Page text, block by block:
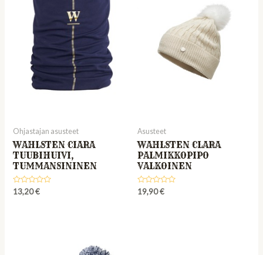
Ohjastajan asusteet
WAHLSTEN CIARA
TUUBIHUIVI,
TUMMANSININEN
Rated
0
13,20€
Asusteet
WAHLSTEN CLARA
PALMIKKOPIPO
VALKOINEN
Rated
0
19,90€